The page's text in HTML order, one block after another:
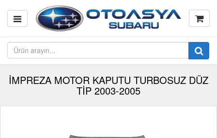
İMPREZA MOTOR KAPUTU TURBOSUZ DÜZ
TİP 2003-2005